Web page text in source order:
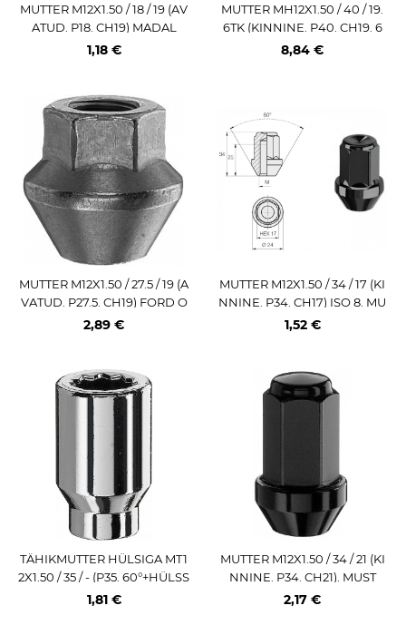
MUTTER M12X1.50 / 18 / 19 (AV
ATUD. P18. CH19) MADAL
1,18 €
MUTTER MH12X1.50 / 40 / 19.
6TK (KINNINE. P40. CH19. 6
0°+HÜLSS 17.4X14MM.) RON
8,84 €
MUTTER M12X1.50 / 27.5 / 19 (A
VATUD. P27.5. CH19) FORD O
E (SUUR KOONUS)
2,89 €
MUTTER M12X1.50 / 34 / 17 (KI
NNINE. P34. CH17) ISO 8. MU
ST (SPECIAL BLACK)
1,52 €
TÄHIKMUTTER HÜLSIGA MT1
2X1.50 / 35 / - (P35. 60°+HÜLSS
15.7 / 6MM) 21.6MM
1,81 €
MUTTER M12X1.50 / 34 / 21 (KI
NNINE. P34. CH21). MUST
2,17 €